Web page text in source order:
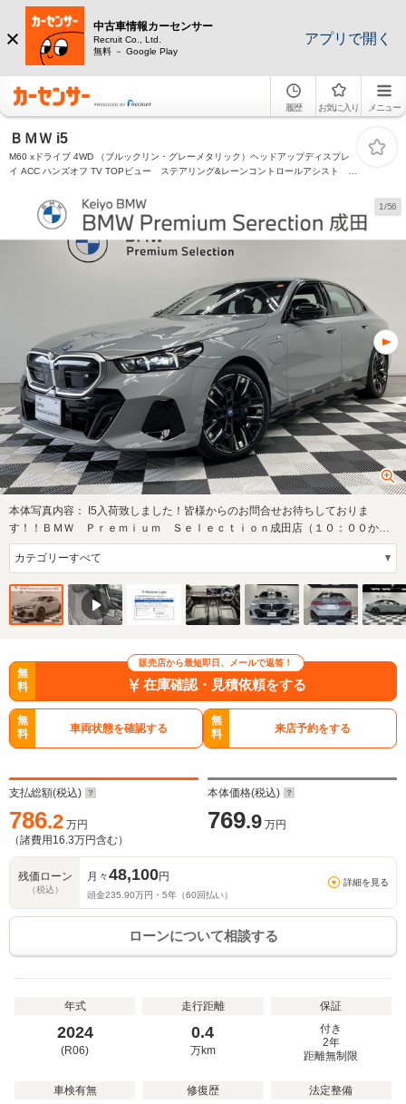
中古車情報カーセンサー
Recruit Co., Ltd.
無料 － Google Play
アプリで開く
履歴 お気に入り メニュー
ＢＭＷ i5
M60 xドライブ 4WD （ブルックリン・グレーメタリック）ヘッドアップディスプレ
イ ACC ハンズオフ TV TOPビュー ステアリング&レーンコントロールアシスト 衝
1/56
本体写真内容：
I5入荷致しました！皆様からのお問合せお待ちしておりま
す！！ＢＭＷ Ｐｒｅｍｉｕｍ Ｓｅｌｅｃｔｉｏｎ成田店（１０：００から
１９：００月曜…
販売店から最短即日、メールで返答！
無
料
在庫確認・見積依頼をする
無
料
車両状態を確認する
無
料
来店予約をする
支払総額(税込)
786.2 万円
（諸費用 16.3万円含む）
本体価格(税込)
769.9 万円
残価ローン
（税込）
月々48,100円
頭金235.90万円・ 5年（60 回払い）
詳細を見る
ローンについて相談する
年式
2024
(R06)
走行距離
0.4
万km
保証
付き
2年
距離無制限
車検有無
修復歴
法定整備